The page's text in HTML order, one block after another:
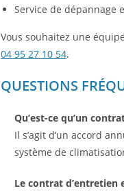
Service de dépannage
Vous souhaitez une
04 95 27 10 54.
QUESTIONS
Qu’est-ce qu’un
Il s’agit d’un accord
système de
Le contrat d’entretien